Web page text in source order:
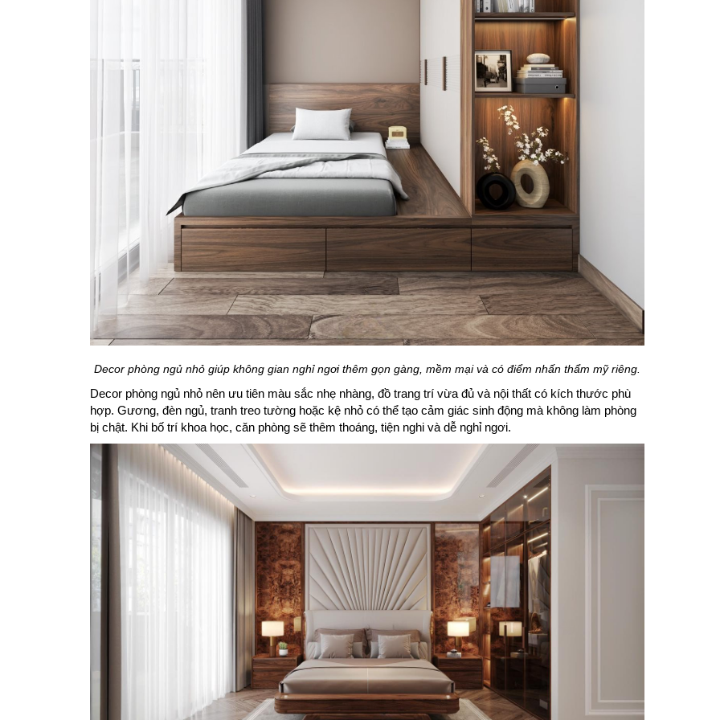
Decor phòng ngủ nhỏ giúp không gian nghỉ ngơi thêm gọn gàng, mềm mại và có điểm nhấn thẩm mỹ riêng.
Decor phòng ngủ nhỏ nên ưu tiên màu sắc nhẹ nhàng, đồ trang trí vừa đủ và nội thất có kích thước phù
hợp. Gương, đèn ngủ, tranh treo tường hoặc kệ nhỏ có thể tạo cảm giác sinh động mà không làm phòng
bị chật. Khi bố trí khoa học, căn phòng sẽ thêm thoáng, tiện nghi và dễ nghỉ ngơi.